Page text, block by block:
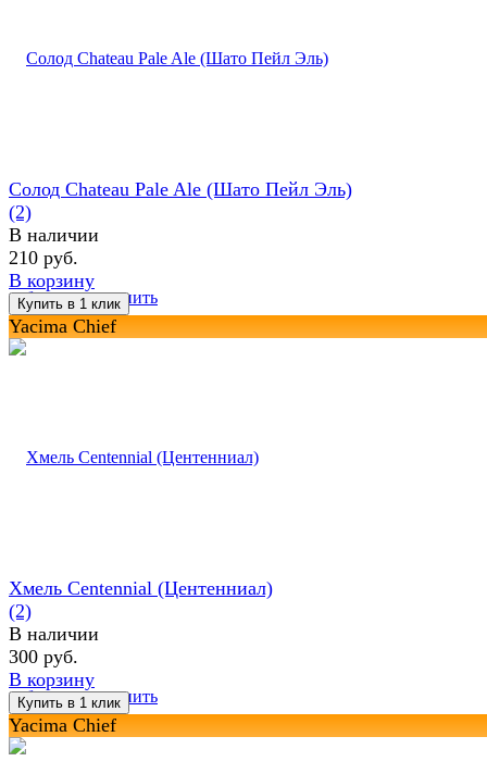
избранное сравнить
Солод Chateau Pale Ale (Шато Пейл Эль)
(2)
В наличии
210 руб.
В корзину
Yacima Chief
избранное сравнить
Хмель Centennial (Центенниал)
(2)
В наличии
300 руб.
В корзину
Yacima Chief